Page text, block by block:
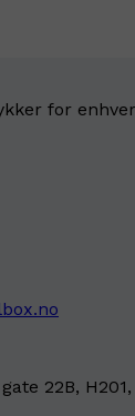
for
22B,